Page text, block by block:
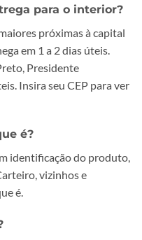
para o interior?
próximas à capital
em 1 a 2 dias úteis.
Presidente
Insira seu CEP para ver
é?
identificação do produto,
vizinhos e
é.